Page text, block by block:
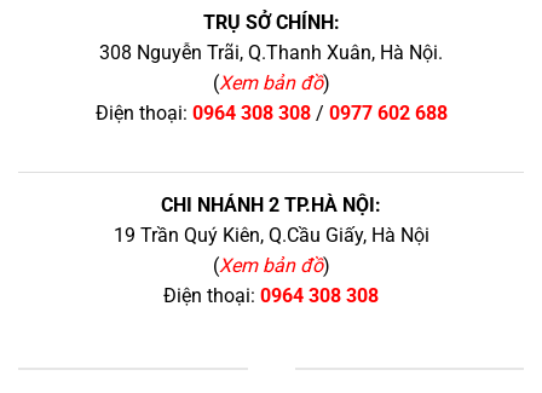
TRỤ SỞ CHÍNH:
308 Nguyễn Trãi, Q.Thanh Xuân, Hà Nội.
(Xem bản đồ)
Điện thoại: 0964 308 308/ 0977 602 688
CHI NHÁNH 2 TP.HÀ NỘI:
19 Trần Quý Kiên, Q.Cầu Giấy, Hà Nội
(Xem bản đồ)
Điện thoại: 0964 308 308